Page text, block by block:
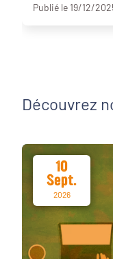
Publié le 19/12/
Découvrez
10
Sept.
2026